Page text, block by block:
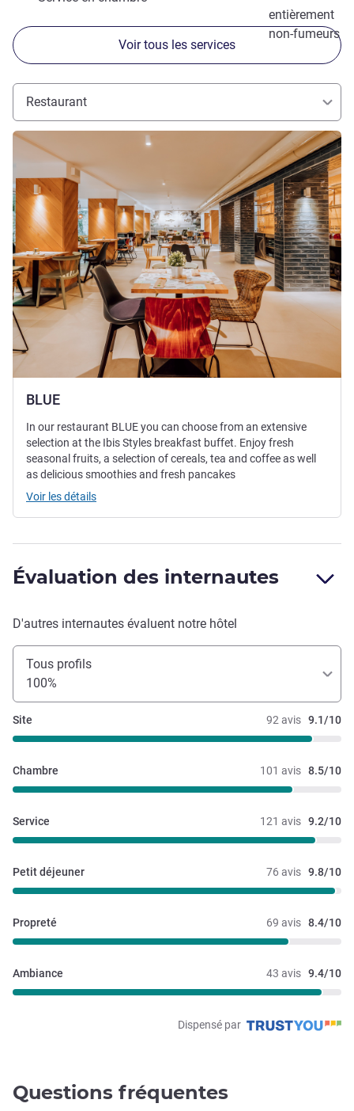
entièrement
non-fumeurs
Voir tous les services
Restaurant
BLUE
Voir les détails
In our restaurant BLUE you can choose from an extensive
selection at the Ibis Styles breakfast buffet. Enjoy fresh
seasonal fruits, a selection of cereals, tea and coffee as well
as delicious smoothies and fresh pancakes
Voir les détails
Évaluation des internautes
D'autres internautes évaluent notre hôtel
Tous profils
100%
92 avis 9.1/10
Site
101 avis 8.5/10
Chambre
121 avis 9.2/10
Service
76 avis 9.8/10
Petit déjeuner
69 avis 8.4/10
Propreté
43 avis 9.4/10
Ambiance
Dispensé par
Questions fréquentes